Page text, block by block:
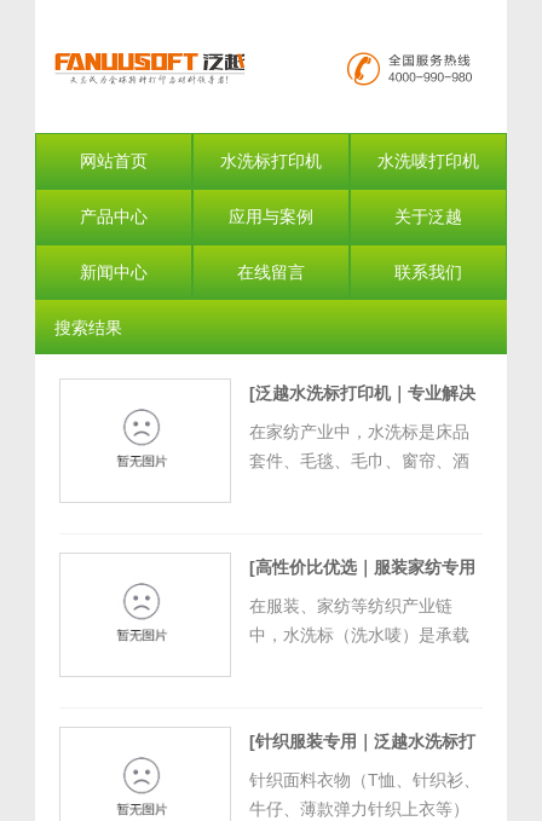
网站首页 水洗标打印机 水洗唛打印机
产品中心 应用与案例 关于泛越
新闻中心 在线留言 联系我们
搜索结果
[泛越水洗标打印机｜专业解决
家纺水洗标打印难题]
[2026/8/4 13:21:16 ]
在家纺产业中，水洗标是床品
套件、毛毯、毛巾、窗帘、酒
洗数次字迹模糊掉色、基材粗
糙扎肤、成分标识不合规范，
不仅会拉低终端消费体验，引
[高性价比优选｜服装家纺专用
彩色双面水洗标打印机推荐]
[2026/7/8 11:30:53]
在服装、家纺等纺织产业链
中，水洗标（洗水唛）是承载
性，直接关乎纺织企业的生产
效率、产品质检通过率与市场
经营资质。当前纺织行业对水
[针织服装专用｜泛越水洗标打
印机，服饰标签生产优选设备]
[2026/7/7 13:38:17]
针织面料衣物（T恤、针织衫、
牛仔、薄款弹力针织上衣等）